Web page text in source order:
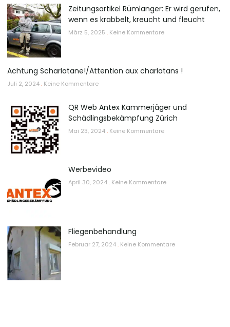
Zeitungsartikel Rümlanger: Er wird gerufen,
wenn es krabbelt, kreucht und fleucht
März 5, 2025 Keine Kommentare
Achtung Scharlatane!/Attention aux charlatans !
Juli 2, 2024 Keine Kommentare
QR Web Antex Kammerjäger und
Schädlingsbekämpfung Zürich
Mai 23, 2024 Keine Kommentare
Werbevideo
April 30, 2024 Keine Kommentare
Fliegenbehandlung
Februar 27, 2024 Keine Kommentare